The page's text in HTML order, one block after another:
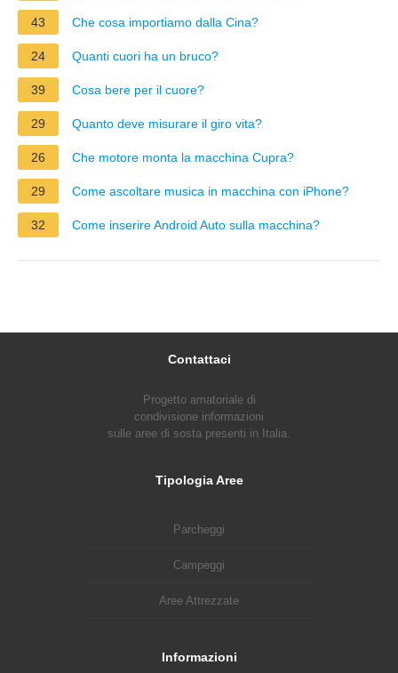
43 Che cosa importiamo dalla Cina?
24 Quanti cuori ha un bruco?
39 Cosa bere per il cuore?
29 Quanto deve misurare il giro vita?
26 Che motore monta la macchina Cupra?
29 Come ascoltare musica in macchina con iPhone?
32 Come inserire Android Auto sulla macchina?
Contattaci
Progetto amatoriale di
condivisione informazioni
sulle aree di sosta presenti in Italia.
Tipologia Aree
Parcheggi
Campeggi
Aree Attrezzate
Informazioni